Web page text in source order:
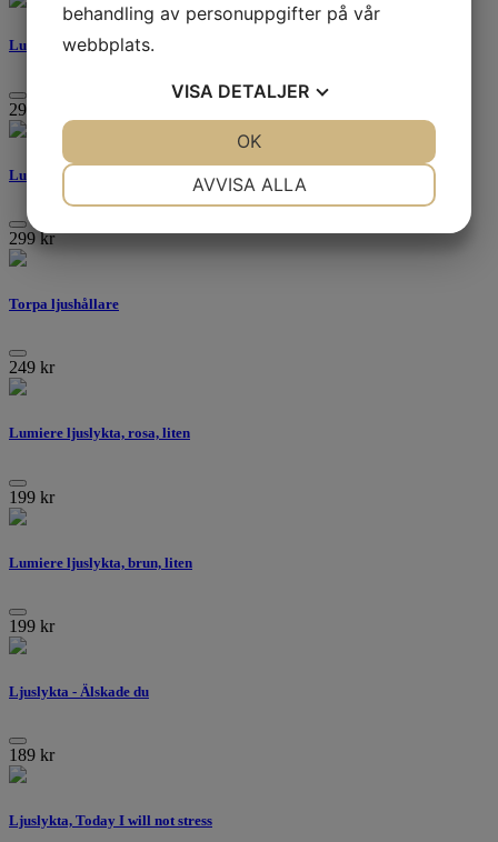
Lumiere ljuslykta, vit
299
Lumiere ljuslykta, rosa, stor
299 kr
Torpa ljushållare
249 kr
Lumiere ljuslykta, rosa, liten
199 kr
Lumiere ljuslykta, brun, liten
199 kr
Ljuslykta - Älskade du
189 kr
Ljuslykta, Today I will not stress
behandling av personuppgifter på vår
webbplats.
VISA DETALJER
AVVISA ALLA
OK